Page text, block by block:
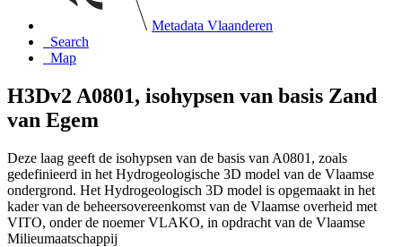
Metadata Vlaanderen
Search
Map
H3Dv2 A0801, isohypsen van basis Zand
van Egem
Deze laag geeft de isohypsen van de basis van A0801, zoals
gedefinieerd in het Hydrogeologische 3D model van de Vlaamse
ondergrond. Het Hydrogeologisch 3D model is opgemaakt in het
kader van de beheersovereenkomst van de Vlaamse overheid met
VITO, onder de noemer VLAKO, in opdracht van de Vlaamse
Milieumaatschappij